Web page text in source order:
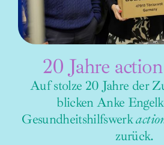
20 Jahre
Auf stolze 20 Jahre der
blicken Anke
Gesundheitshilfswerk
zurück.